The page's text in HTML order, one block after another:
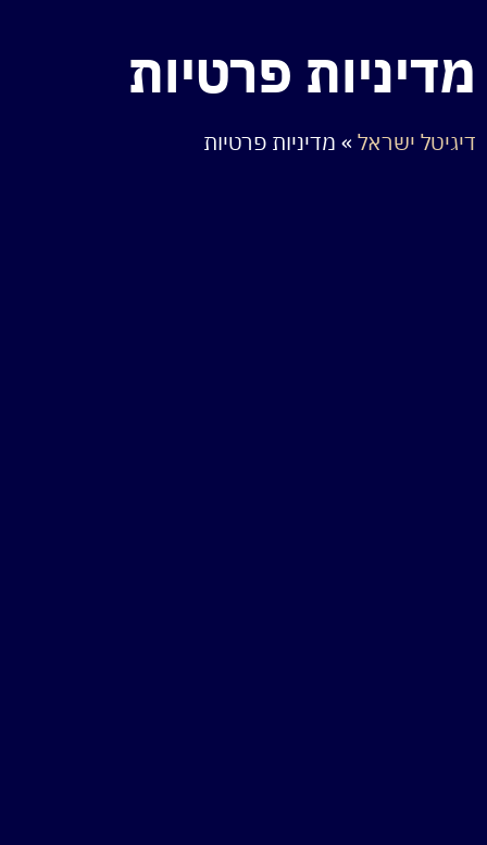
מדיניות פרטיות
דיגיטל ישראל » מדיניות פרטיות